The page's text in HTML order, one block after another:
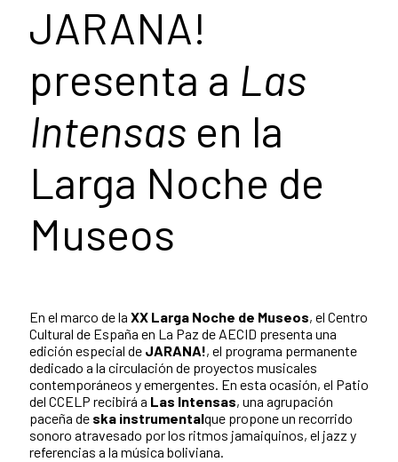
JARANA!
presenta a Las
Intensas en la
Larga Noche de
Museos
En el marco de la XX Larga Noche de Museos, el Centro
Cultural de España en La Paz de AECID presenta una
edición especial de JARANA!, el programa permanente
dedicado a la circulación de proyectos musicales
contemporáneos y emergentes. En esta ocasión, el Patio
del CCELP recibirá a Las Intensas, una agrupación
paceña de ska instrumentalque propone un recorrido
sonoro atravesado por los ritmos jamaiquinos, el jazz y
referencias a la música boliviana.